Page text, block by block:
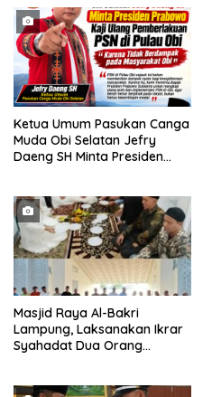
Ketua Umum Pasukan Canga
Muda Obi Selatan Jefry
Daeng SH Minta Presiden
Berdampak, Cabut Saja”
Masjid Raya Al-Bakri
Lampung, Laksanakan Ikrar
Syahadat Dua Orang